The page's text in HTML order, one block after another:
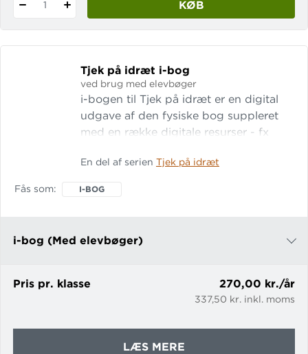
1 KØB
Tjek på idræt i-bog
ved brug med elevbøger
i-bogen til Tjek på idræt er en digital
udgave af den fysiske bog suppleret
med en række digitale resurser - fx
brugt sammen med den fysiske bog
En del af serien Tjek på idræt
Fås som I-BOG
i-bog (Med elevbøger)
i-bog (Uden elevbøger)
Pris pr. klasse 270,00 kr./år
337,50 kr. inkl. moms
LÆS MERE